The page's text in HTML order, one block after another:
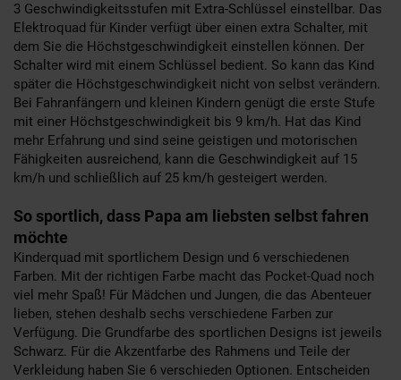
3 Geschwindigkeitsstufen mit Extra-Schlüssel einstellbar. Das
Elektroquad für Kinder verfügt über einen extra Schalter, mit
dem Sie die Höchstgeschwindigkeit einstellen können. Der
Schalter wird mit einem Schlüssel bedient. So kann das Kind
später die Höchstgeschwindigkeit nicht von selbst verändern.
Bei Fahranfängern und kleinen Kindern genügt die erste Stufe
mit einer Höchstgeschwindigkeit bis 9 km/h. Hat das Kind
mehr Erfahrung und sind seine geistigen und motorischen
Fähigkeiten ausreichend, kann die Geschwindigkeit auf 15
km/h und schließlich auf 25 km/h gesteigert werden.
So sportlich, dass Papa am liebsten selbst fahren
möchte
Kinderquad mit sportlichem Design und 6 verschiedenen
Farben. Mit der richtigen Farbe macht das Pocket-Quad noch
viel mehr Spaß! Für Mädchen und Jungen, die das Abenteuer
lieben, stehen deshalb sechs verschiedene Farben zur
Verfügung. Die Grundfarbe des sportlichen Designs ist jeweils
Schwarz. Für die Akzentfarbe des Rahmens und Teile der
Verkleidung haben Sie 6 verschieden Optionen. Entscheiden